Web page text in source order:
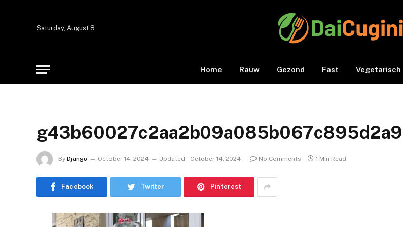
Saturday, August 8
Home Rauw Gezond Fast Vegetarisch
By Django October 14, 2024 Updated: October 14, 2024 No Comments 1 Min Read
Facebook Twitter Pinterest